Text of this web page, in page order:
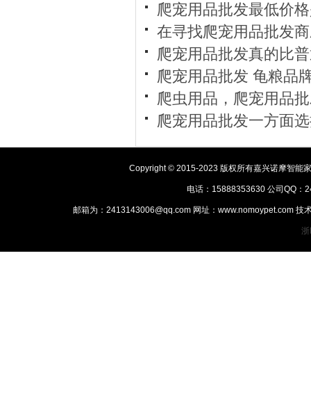
爬宠用品批发最低价
在寻找爬宠用品批发
爬宠用品批发真的比
爬宠用品批发 龟粮品
爬虫用品，爬宠用品
爬宠用品批发一方面
Copyright © 2015-2023 版权所有嘉兴诺摩智能
电话：15888353630 公司QQ：
邮箱为：2413143006@qq.com 网址：www.nomoypet.com 技